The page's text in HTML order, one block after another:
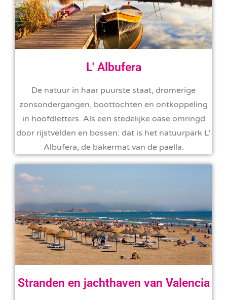
L' Albufera
De natuur in haar puurste staat, dromerige
zonsondergangen, boottochten en ontkoppeling
in hoofdletters. Als een stedelijke oase omringd
door rijstvelden en bossen: dat is het natuurpark L'
Albufera, de bakermat van de paella.
Stranden en jachthaven van Valencia